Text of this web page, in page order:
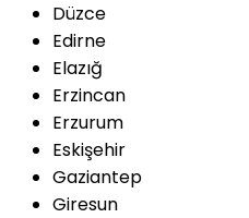
Düzce
Edirne
Elazığ
Erzincan
Erzurum
Eskişehir
Gaziantep
Giresun